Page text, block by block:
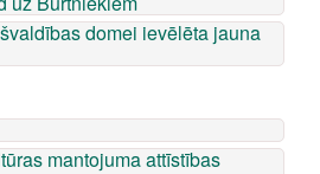
domei ievēlēta jauna
mantojuma attīstības